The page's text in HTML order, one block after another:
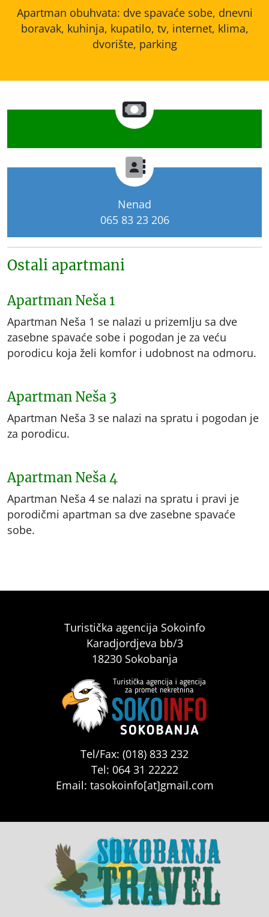
Apartman obuhvata: dve spavaće sobe, dnevni
boravak, kuhinja, kupatilo, tv, internet, klima,
dvorište, parking
Nenad
065 83 23 206
Ostali apartmani
Apartman Neša 1
Apartman Neša 1 se nalazi u prizemlju sa dve
zasebne spavaće sobe i pogodan je za veću
porodicu koja želi komfor i udobnost na odmoru.
Apartman Neša 3
Apartman Neša 3 se nalazi na spratu i pogodan je
za porodicu.
Apartman Neša 4
Apartman Neša 4 se nalazi na spratu i pravi je
porodičmi apartman sa dve zasebne spavaće
sobe.
Turistička agencija Sokoinfo
Karadjordjeva bb/3
18230 Sokobanja
Tel/Fax: (018) 833 232
Tel: 064 31 22222
Email: tasokoinfo[at]gmail.com